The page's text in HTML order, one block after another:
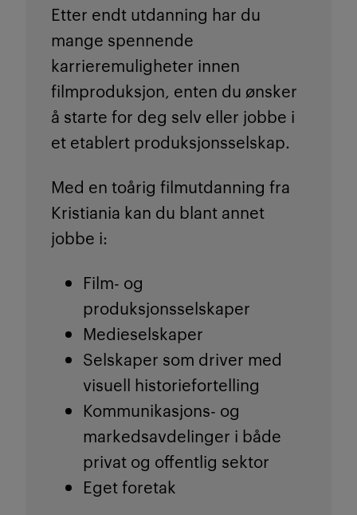
Etter endt utdanning har du
mange spennende
karrieremuligheter innen
filmproduksjon, enten du ønsker
å starte for deg selv eller jobbe i
et etablert produksjonsselskap.
Med en toårig filmutdanning fra
Kristiania kan du blant annet
jobbe i:
Film- og
produksjonsselskaper
Medieselskaper
Selskaper som driver med
visuell historiefortelling
Kommunikasjons- og
markedsavdelinger i både
privat og offentlig sektor
Eget foretak